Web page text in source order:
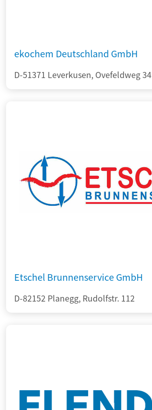
ekochem Deutschland GmbH
D-51371 Leverkusen, Ovefeldweg 34
Etschel Brunnenservice GmbH
D-82152 Planegg, Rudolfstr. 112